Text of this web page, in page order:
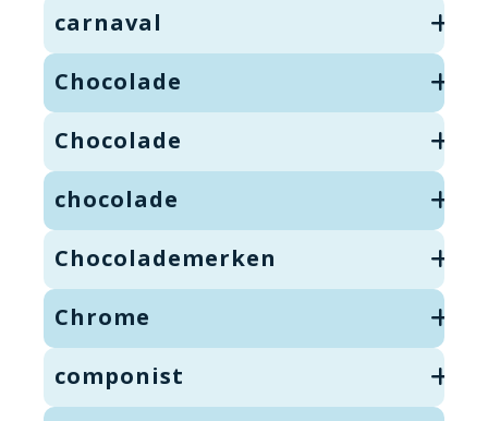
carnaval
Chocolade
Chocolade
chocolade
Chocolademerken
Chrome
componist